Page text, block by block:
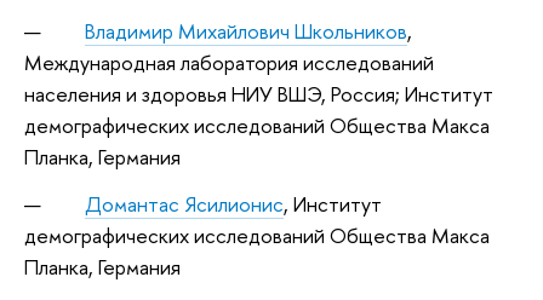
Владимир Михайлович Школьников,
Международная лаборатория исследований
населения и здоровья НИУ ВШЭ, Россия; Институт
демографических исследований Общества Макса
Планка, Германия
Домантас Ясилионис, Институт
демографических исследований Общества Макса
Планка, Германия